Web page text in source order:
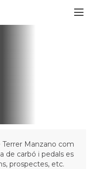
Terrer Manzano com
de carbó i pedals es
prospectes, etc.